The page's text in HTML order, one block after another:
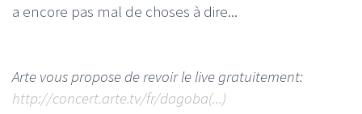
a encore pas mal de choses à dire...
Arte vous propose de revoir le live gratuitement:
http://concert.arte.tv/fr/dagoba(...)